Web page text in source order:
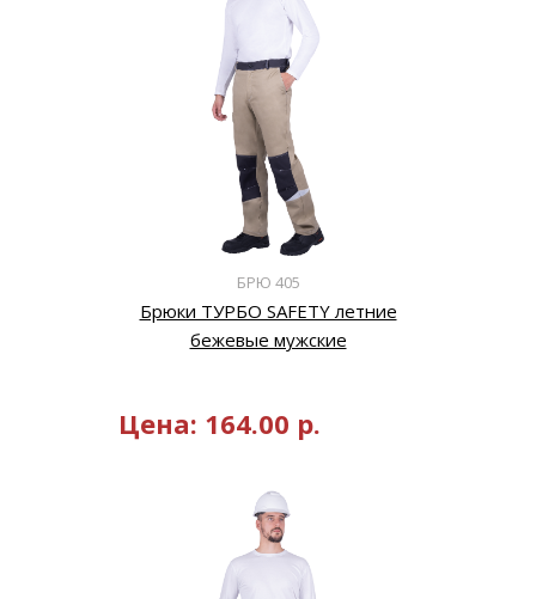
БРЮ 405
Брюки ТУРБО SAFETY летние
бежевые мужские
Цена: 164.00 р.